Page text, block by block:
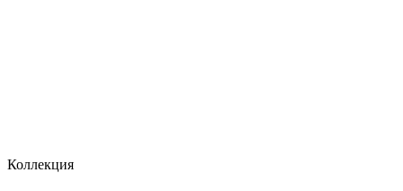
Коллекция